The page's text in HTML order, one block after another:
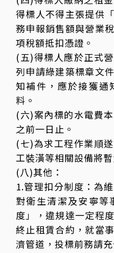
得標人不得主張提供
務申報銷售額與營業
項稅額抵扣憑證。
(五)得標人應於正式
列申請綠建築標章文
知補件，應於接獲通
料。
(六)案內標的水電費
之前一日止。
(七)為求工程作業順
工裝潢等相關設備將暫
(八)其他：
1.管理扣分制度：為
對衛生清潔及安寧等
度」，違規達一定程
終止租賃合約，就當
濟管道，投標前務請